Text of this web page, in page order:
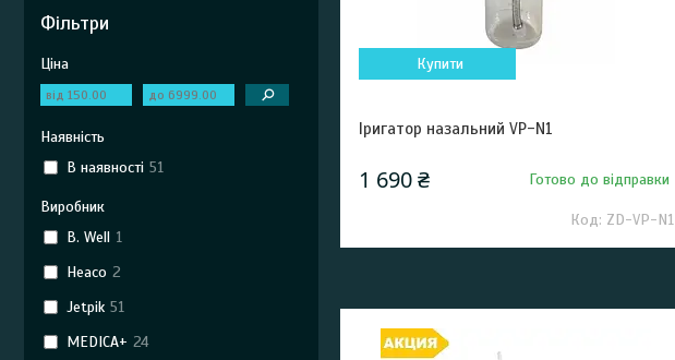
Купити
Іригатор назальний VP-N1
1 690 ₴ Готово до відправки
ZD-VP-N1
Фільтри
Ціна
Наявність
В наявності 51
Виробник
B. Well 1
Heaco 2
Jetpik 51
MEDICA+ 24